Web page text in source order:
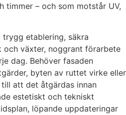
timmer – och som motstår UV,
etablering, säkra
och växter, noggrant förarbete
dag. Behöver fasaden
byten av ruttet virke eller
att det åtgärdas innan
estetiskt och tekniskt
löpande uppdateringar